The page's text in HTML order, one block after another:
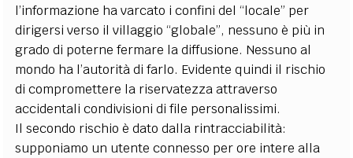
l’informazione ha varcato i confini del “locale” per
dirigersi verso il villaggio “globale”, nessuno è più in
grado di poterne fermare la diffusione. Nessuno al
mondo ha l’autorità di farlo. Evidente quindi il rischio
di compromettere la riservatezza attraverso
accidentali condivisioni di file personalissimi.
Il secondo rischio è dato dalla rintracciabilità:
supponiamo un utente connesso per ore intere alla